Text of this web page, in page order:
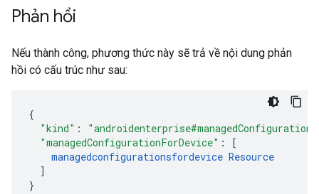
Phản hồi
Nếu thành công, phương thức này sẽ trả về nội dung phản
hồi có cấu trúc như sau:
"kind" :
"managedConfigurationForDevice" :
[
managedconfigurationsfordevice Resource
]
}